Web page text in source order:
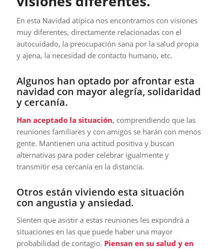
En esta Navidad atípica nos encontramos con visiones
muy diferentes, directamente relacionadas con el
autocuidado, la preocupación sana por la salud propia
y ajena, la necesidad de contacto humano, etc.
Algunos han optado por afrontar esta
navidad con mayor alegría, solidaridad
y cercanía.
Han aceptado la situación, comprendiendo que las
reuniones familiares y con amigos se harán con menos
gente. Mantienen una actitud positiva y buscan
alternativas para poder celebrar igualmente y
transmitir esa cercanía en la distancia.
Otros están viviendo esta situación
con angustia y ansiedad.
Sienten que asistir a estas reuniones les expondrá a
situaciones en las que puede haber una mayor
probabilidad de contagio. Piensan en su salud y en